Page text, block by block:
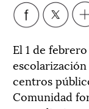
El 1 de
centros
Comunidad